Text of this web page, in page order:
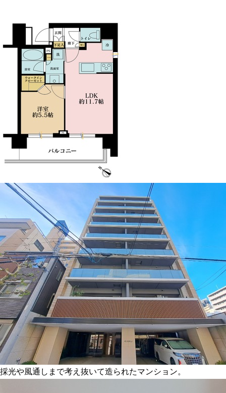
採光や風通しまで考え抜いて造られたマンション。